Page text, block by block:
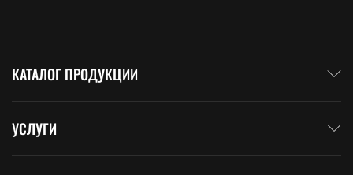
КАТАЛОГ ПРОДУКЦИИ
УСЛУГИ